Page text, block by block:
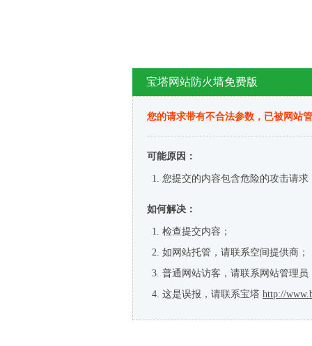
宝塔网站防火墙免费版
您的请求带有不合法参数，已被网站
可能原因：
您提交的内容包含危险的攻击请求
如何解决：
检查提交内容；
如网站托管，请联系空间提供商；
普通网站访客，请联系网站管理员
这是误报，请联系宝塔 http://